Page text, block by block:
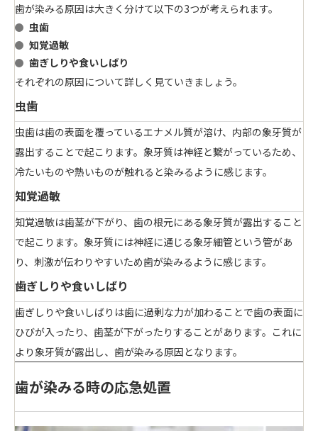
歯が染みる原因は大きく分けて以下の3つが考えられます。
虫歯
知覚過敏
歯ぎしりや食いしばり
それぞれの原因について詳しく見ていきましょう。
虫歯
虫歯は歯の表面を覆っているエナメル質が溶け、内部の象牙質が
露出する ことで起こります。象牙質は神経と繋がっているため、
冷たいものや熱いものが触れると染みるように感じます。
知覚過敏
知覚過敏は歯茎が下がり、歯の根元にある象牙質が露出する こと
で起こります。象牙質には神経に通じる象牙細管という管があ
り、刺激が伝わりやすいため歯が染みるように感じます。
歯ぎしりや食いしばり
歯ぎしりや食いしばりは歯に過剰な力が加わることで歯の表面に
ひびが入ったり、歯茎が下がったりすることがあります。これに
より象牙質が露出し、歯が染みる原因となります。
歯が染みる時の応急処置